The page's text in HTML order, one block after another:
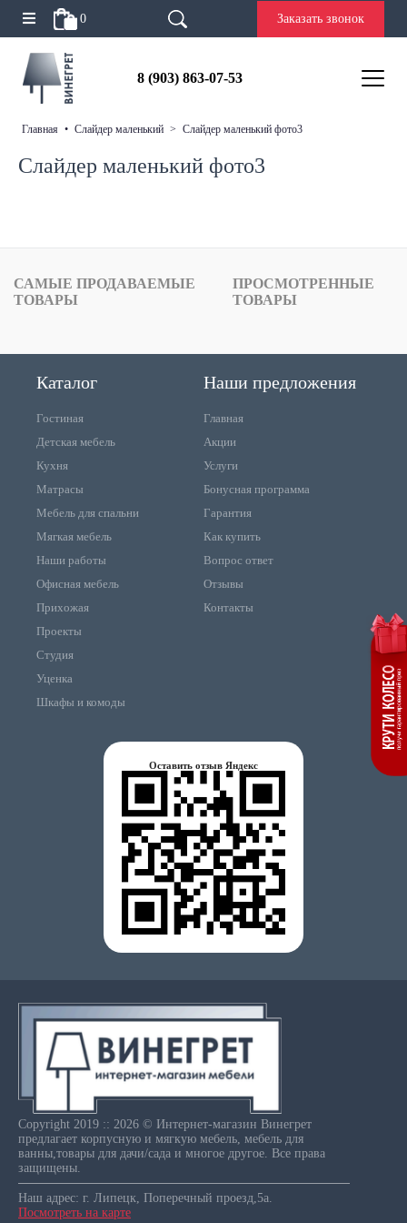
0 Заказать звонок
8 (903) 863-07-53
главная • слайдер маленький > слайдер маленький фото3
Слайдер маленький фото3
САМЫЕ ПРОДАВАЕМЫЕ
ТОВАРЫ
ПРОСМОТРЕННЫЕ
ТОВАРЫ
Каталог
Гостиная
Детская мебель
Кухня
Матрасы
Мебель для спальни
Мягкая мебель
Наши работы
Офисная мебель
Прихожая
Проекты
Студия
Уценка
Шкафы и комоды
Наши предложения
Главная
Акции
Услуги
Бонусная программа
Гарантия
Как купить
Вопрос ответ
Отзывы
Контакты
Оставить отзыв Яндекс
Copyright 2019 :: 2026 © Интернет-магазин Винегрет
предлагает корпусную и мягкую мебель, мебель для
ванны,товары для дачи/сада и многое другое. Все права
защищены.
Наш адрес: г. Липецк, Поперечный проезд,5а.
Посмотреть на карте